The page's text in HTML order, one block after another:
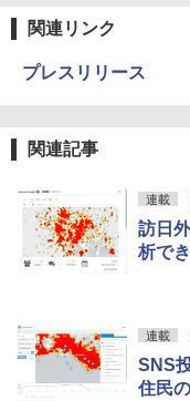
関連リンク
プレスリリース
関連記事
連載
訪日
析で
連載
SNS
住民